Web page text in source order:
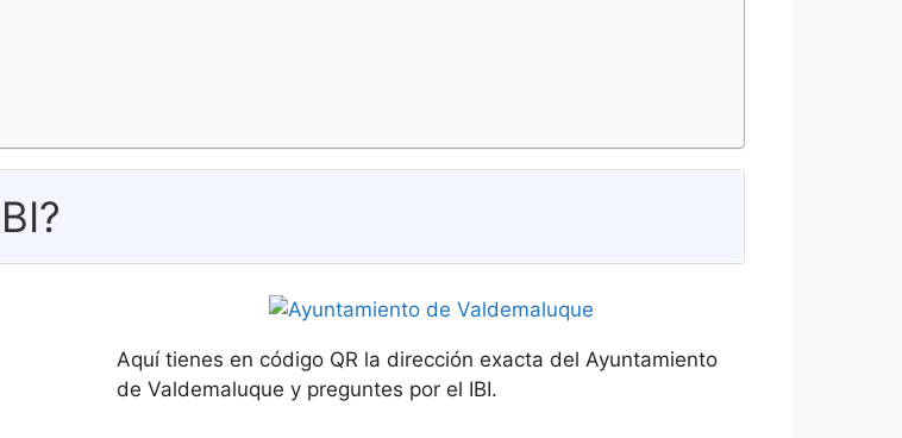
Aquí tienes en código QR la dirección exacta del Ayuntamiento
de Valdemaluque y preguntes por el IBI.